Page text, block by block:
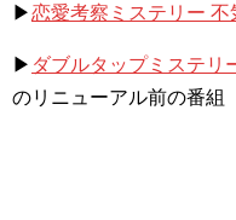
▶恋愛考察ミステリー
▶ ダブルタップミステリ
のリニューアル前の番組